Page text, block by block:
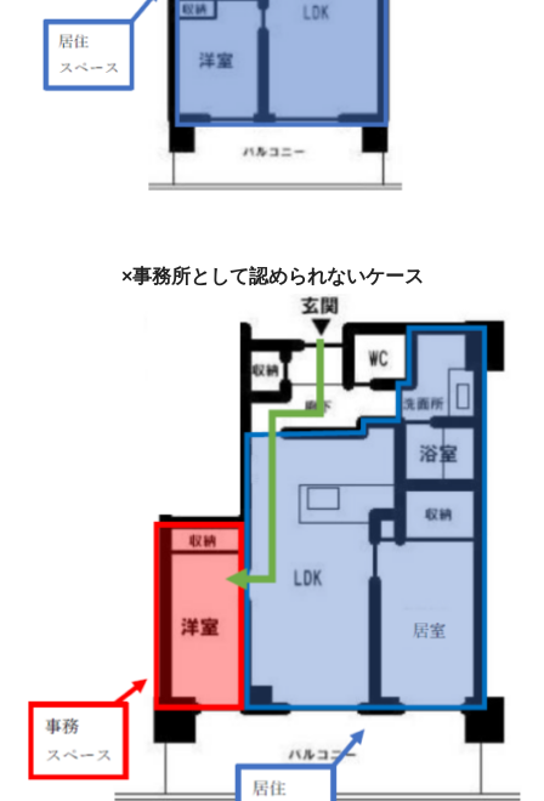
×事務所として認められないケース